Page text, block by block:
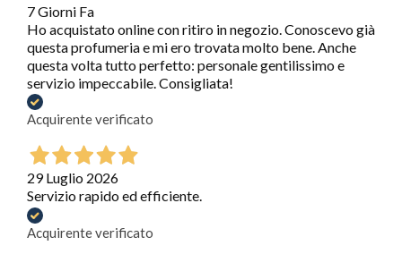
7 Giorni Fa
Ho acquistato online con ritiro in negozio. Conoscevo già
questa profumeria e mi ero trovata molto bene. Anche
questa volta tutto perfetto: personale gentilissimo e
servizio impeccabile. Consigliata!
Acquirente verificato
29 Luglio 2026
Servizio rapido ed efficiente.
Acquirente verificato